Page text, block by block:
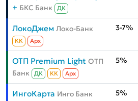
+ БКС Банк ДК
ЛокоДжем Локо-Банк
КК Aрх
3-7%
ОТП Premium Light ОТП
Банк
ДК КК Aрх
5%
ИнгоКарта Инго Банк 5%